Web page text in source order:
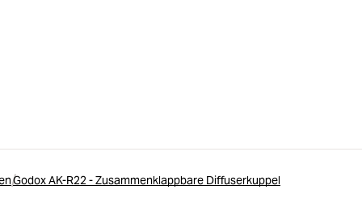
Godox AK-R22 - Zusammenklappbare Diffuserkuppel